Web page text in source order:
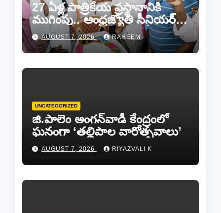
27 ఏళ్ల పాత్రికేయ ప్రస్థానానికి
ముగింపు.. ఆంధ్రజ్యోతి సీనియర్
జర్నలిస్టు సల్ల ఆశన్నకు కన్నీటి
వీడ్కోలు…
AUGUST 7, 2026 RAHEEM
UNCATEGORIZED
జి.పాలెం అంగన్‌వాడీ కేంద్రంలో
ఘనంగా ‘తల్లిపాల వారోత్సవాలు’
AUGUST 7, 2026 RIYAZVALI K